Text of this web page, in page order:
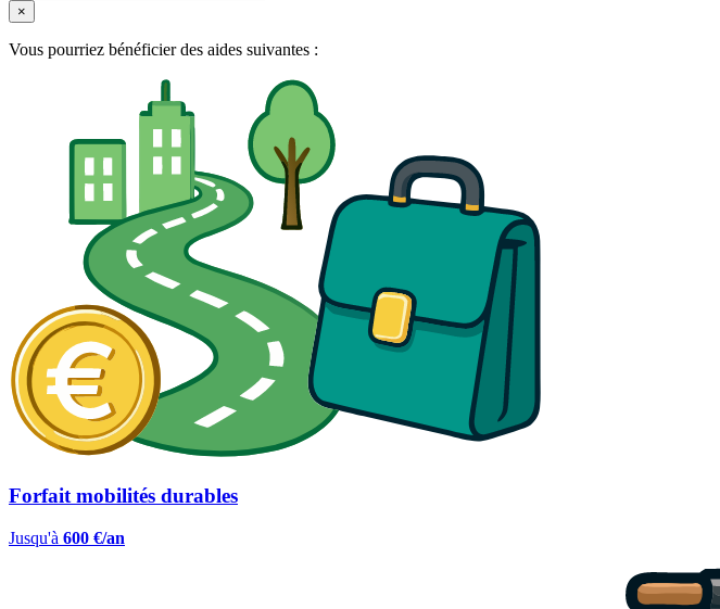
×
Vous pourriez bénéficier des aides suivantes :
Forfait mobilités durables
Jusqu'à 600 €/an